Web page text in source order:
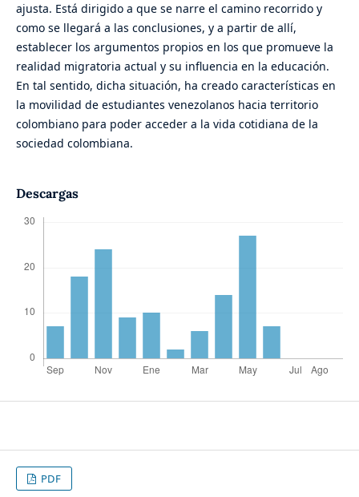
ajusta. Está dirigido a que se narre el camino recorrido y
como se llegará a las conclusiones, y a partir de allí,
establecer los argumentos propios en los que promueve la
realidad migratoria actual y su influencia en la educación.
En tal sentido, dicha situación, ha creado características en
la movilidad de estudiantes venezolanos hacia territorio
colombiano para poder acceder a la vida cotidiana de la
sociedad colombiana.
Descargas
PDF